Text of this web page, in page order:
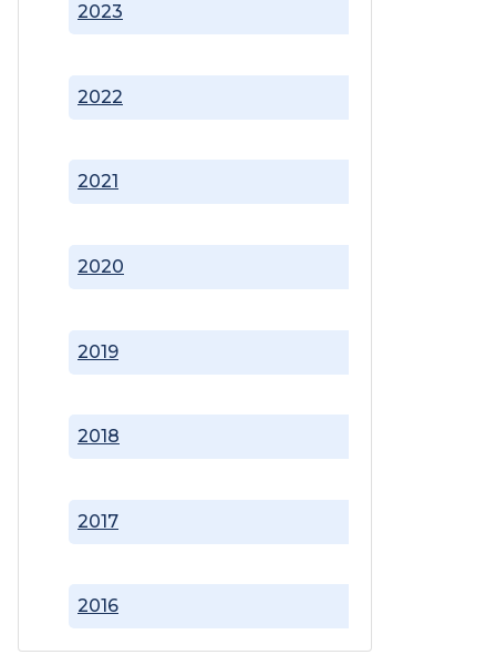
2016
2017
2018
2019
2020
2021
2022
2023